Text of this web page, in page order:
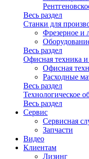
Весь раздел
Станки для
Фрезерное и
Весь раздел
Офисная техника
Офисная
Расходные
Весь раздел
Технологическое
Весь раздел
Сервис
Сервисная
Запчасти
Видео
Клиентам
Лизинг